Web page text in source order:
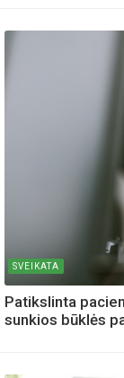
SVEIKATA
Patikslinta
sunkios būklės